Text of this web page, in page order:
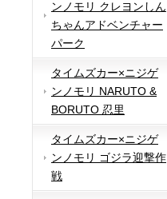
ンノモリ クレヨンしん
ちゃんアドベンチャー
パーク
タイムズカー×ニジゲ
ンノモリ NARUTO &
BORUTO 忍里
タイムズカー×ニジゲ
ンノモリ ゴジラ迎撃作
戦